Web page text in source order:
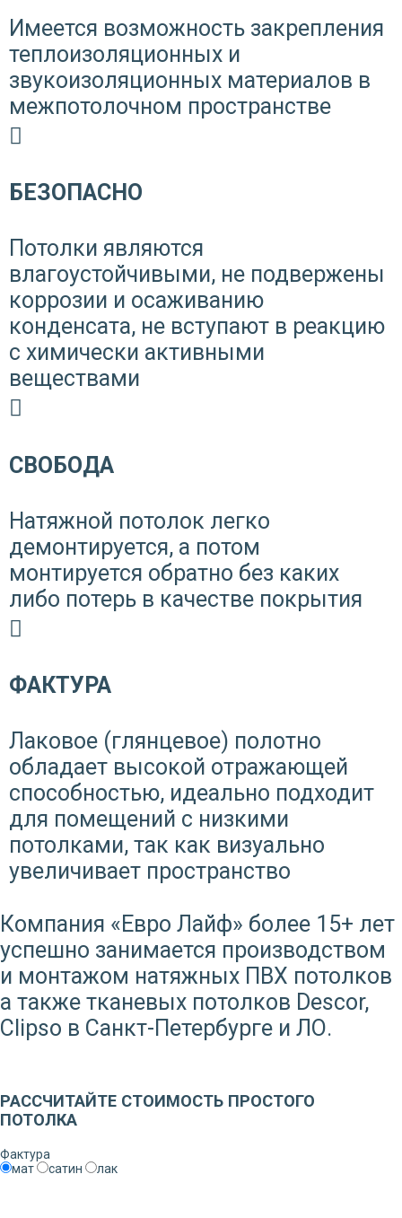
Имеется возможность закрепления
теплоизоляционных и
звукоизоляционных материалов в
межпотолочном пространстве
БЕЗОПАСНО
Потолки являются
влагоустойчивыми, не подвержены
коррозии и осаживанию
конденсата, не вступают в реакцию
с химически активными
веществами
СВОБОДА
Натяжной потолок легко
демонтируется, а потом
монтируется обратно без каких
либо потерь в качестве покрытия
ФАКТУРА
Лаковое (глянцевое) полотно
обладает высокой отражающей
способностью, идеально подходит
для помещений с низкими
потолками, так как визуально
увеличивает пространство
Компания «Евро Лайф» более 15+ лет
успешно занимается производством
и монтажом натяжных ПВХ потолков
а также тканевых потолков Descor,
Clipso в Санкт-Петербурге и ЛО.
РАССЧИТАЙТЕ СТОИМОСТЬ ПРОСТОГО
ПОТОЛКА
Фактура
мат
сатин лак